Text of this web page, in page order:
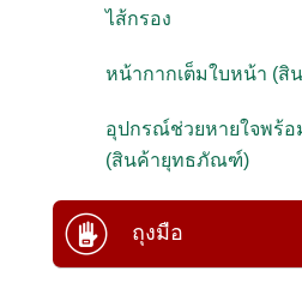
ไส้กรอง
หน้ากากเต็มใบหน้า (
อุปกรณ์ช่วยหายใจพร้อ
(สินค้ายุทธภัณฑ์)
ถุงมือ